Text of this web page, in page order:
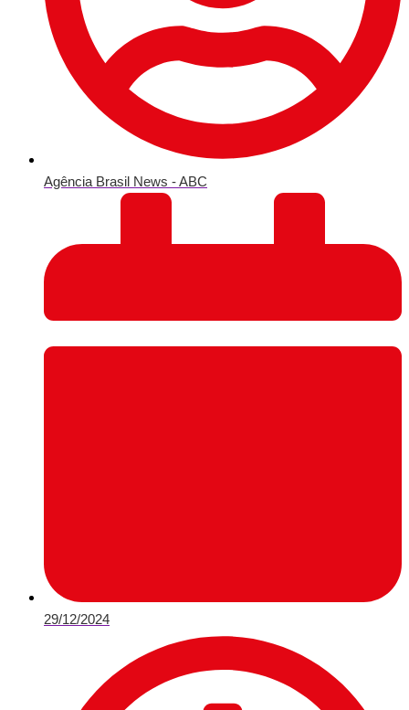
Agência Brasil News - ABC
29/12/2024